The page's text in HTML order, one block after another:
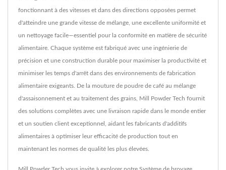
fonctionnant à des vitesses et dans des directions opposées permet
d'atteindre une grande vitesse de mélange, une excellente uniformité et
un nettoyage facile—essentiel pour la conformité en matière de sécurité
alimentaire. Chaque système est fabriqué avec une ingénierie de
précision et une construction durable pour maximiser la productivité et
minimiser les temps d'arrêt dans des environnements de fabrication
alimentaire exigeants. De la mouture de poudre de café au mélange
d'assaisonnement et au traitement des grains, Mill Powder Tech fournit
des solutions complètes avec une livraison rapide dans le monde entier
et un soutien client exceptionnel, aidant les fabricants d'additifs
alimentaires à optimiser leur efficacité de production tout en
maintenant les normes de qualité les plus élevées.